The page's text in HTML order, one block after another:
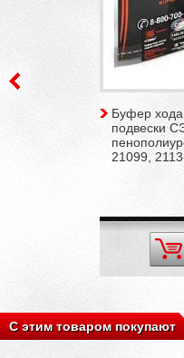
Буфер хода
подвески
21099,
С этим товаром покупают